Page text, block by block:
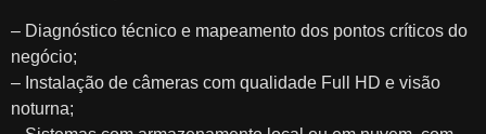
– Diagnóstico técnico e mapeamento dos pontos críticos do
negócio;
– Instalação de câmeras com qualidade Full HD e visão
noturna;